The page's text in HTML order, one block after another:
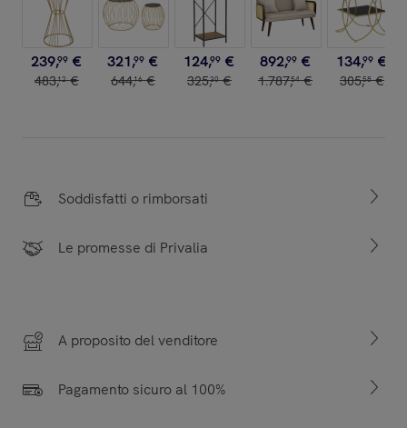
239,99 €
483,12 €
321,99 €
644,16 €
124,99 €
325,30 €
892,99 €
1.787,54 €
134,99 €
305,58 €
Soddisfatti o rimborsati
Le promesse di Privalia
A proposito del venditore
Pagamento sicuro al 100%